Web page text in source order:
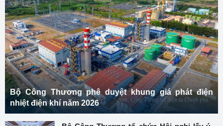
Bộ Công Thương phê duyệt khung giá phát điện
nhiệt điện khí năm 2026